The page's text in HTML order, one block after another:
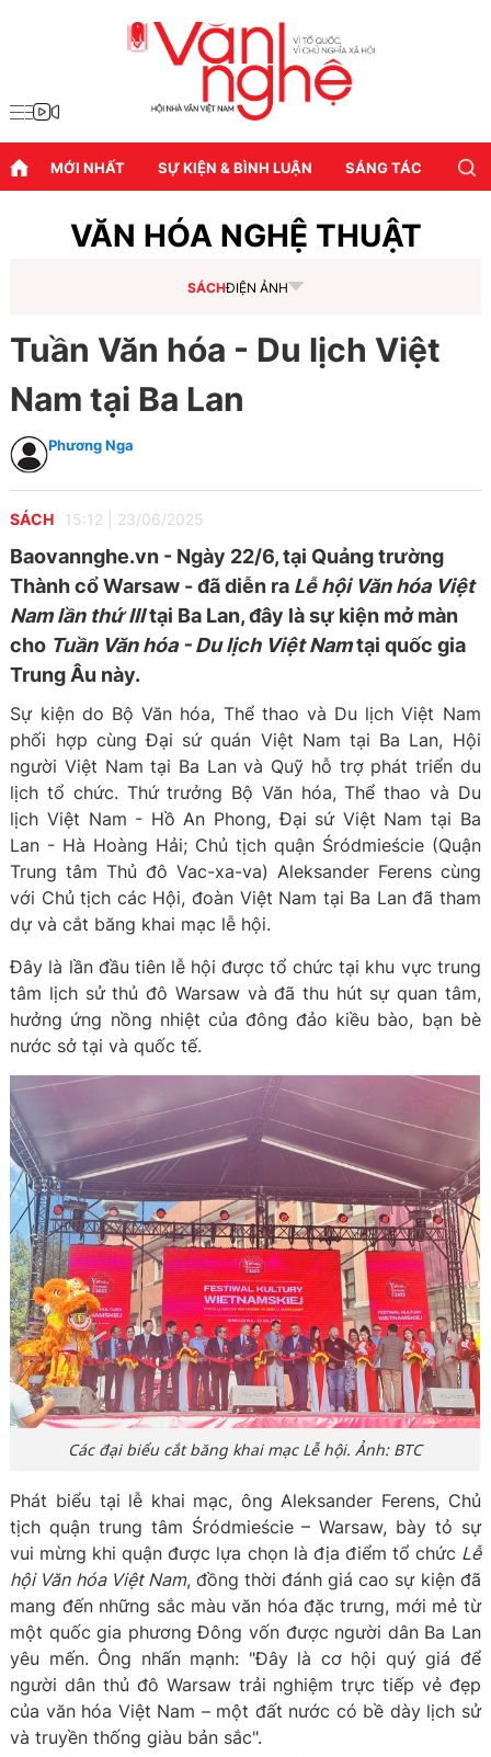
MỚI NHẤT SỰ KIỆN & BÌNH LUẬN SÁNG TÁC
VĂN HÓA NGHỆ THUẬT
SÁCHĐIỆN ẢNH
Tuần Văn hóa - Du lịch Việt
Nam tại Ba Lan
Phương Nga
SÁCH 15:12 23/06/2025
Baovannghe.vn - Ngày 22/6, tại Quảng trường
Thành cổ Warsaw - đã diễn ra Lễ hội Văn hóa Việt
Nam lần thứ IIItại Ba Lan, đây là sự kiện mở màn
cho Tuần Văn hóa - Du lịch Việt Namtại quốc gia
Trung Âu này.
Sự kiện do Bộ Văn hóa, Thể thao và Du lịch Việt Nam
phối hợp cùng Đại sứ quán Việt Nam tại Ba Lan, Hội
người Việt Nam tại Ba Lan và Quỹ hỗ trợ phát triển du
lịch tổ chức. Thứ trưởng Bộ Văn hóa, Thể thao và Du
lịch Việt Nam - Hồ An Phong, Đại sứ Việt Nam tại Ba
Lan - Hà Hoàng Hải; Chủ tịch quận Śródmieście (Quận
Trung tâm Thủ đô Vac-xa-va) Aleksander Ferens cùng
với Chủ tịch các Hội, đoàn Việt Nam tại Ba Lan đã tham
dự và cắt băng khai mạc lễ hội.
Đây là lần đầu tiên lễ hội được tổ chức tại khu vực trung
tâm lịch sử thủ đô Warsaw và đã thu hút sự quan tâm,
hưởng ứng nồng nhiệt của đông đảo kiều bào, bạn bè
nước sở tại và quốc tế.
Các đại biểu cắt băng khai mạc Lễ hội. Ảnh: BTC
Phát biểu tại lễ khai mạc, ông Aleksander Ferens, Chủ
tịch quận trung tâm Śródmieście – Warsaw, bày tỏ sự
vui mừng khi quận được lựa chọn là địa điểm tổ chức Lễ
hội Văn hóa Việt Nam, đồng thời đánh giá cao sự kiện đã
mang đến những sắc màu văn hóa đặc trưng, mới mẻ từ
một quốc gia phương Đông vốn được người dân Ba Lan
yêu mến. Ông nhấn mạnh: "Đây là cơ hội quý giá để
người dân thủ đô Warsaw trải nghiệm trực tiếp vẻ đẹp
của văn hóa Việt Nam – một đất nước có bề dày lịch sử
và truyền thống giàu bản sắc".